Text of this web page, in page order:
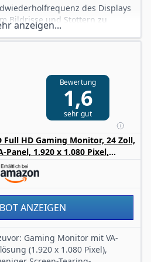
des Displays
Bildrisse und Stottern zu
die Belastung der Augen
Stehkompatibilität
anzeigen...
Bewertung
1,6
sehr gut
Full HD Gaming Monitor, 24 Zoll,
Panel, 1.920 x 1.080 Pixel,
Reaktionszeit 1 ms (MPRT),
LS24DG300EUXEN
ANZEIGEN
Gaming Monitor mit VA-
(1.920 x 1.080 Pixel),